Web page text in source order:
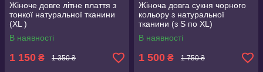
Жіноче довге літне плаття з
тонкої натуральної тканини
(XL )
В наявності
1 150 ₴ 1 350 ₴
Жіноча довга сукня чорного
кольору з натуральної
тканини (з S по XL)
В наявності
1 500 ₴ 1 750 ₴